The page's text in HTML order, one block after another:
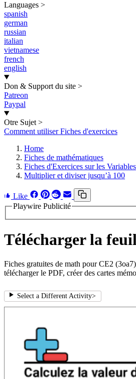
Languages >
spanish
german
russian
italian
vietnamese
french
english
Don & Support du site >
Patreon
Paypal
Otre Sujet >
Comment utiliser Fiches d'exercices
Home
Fiches de mathématiques
Fiches d'Exercices sur les Variables
Multiplier et diviser jusqu’à 100
Like
Playwire Publicité
Télécharger la
Fiches gratuites de math pour CE2
télécharger le PDF, créer des cartes
Select a Different Activity>